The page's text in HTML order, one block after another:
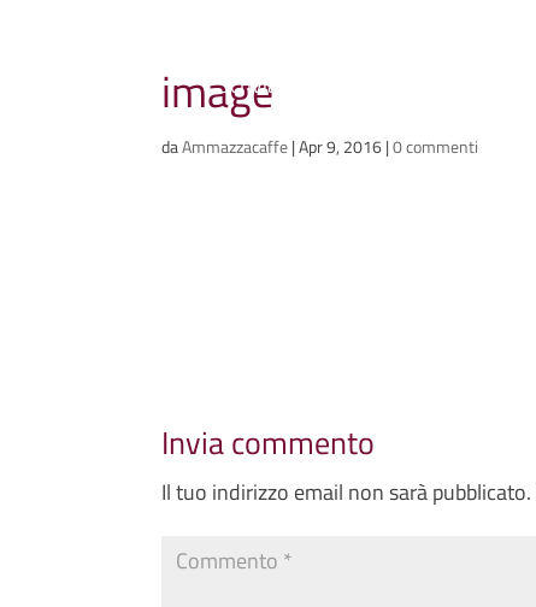
Scriviamo cose, intervistiamo gente
image
daAmmazzacaffe|Apr 9, 2016|0 commenti
Invia commento
Il tuo indirizzo email non sarà pubblicato.